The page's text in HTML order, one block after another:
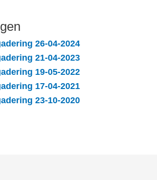
26-04-2024
21-04-2023
19-05-2022
17-04-2021
23-10-2020